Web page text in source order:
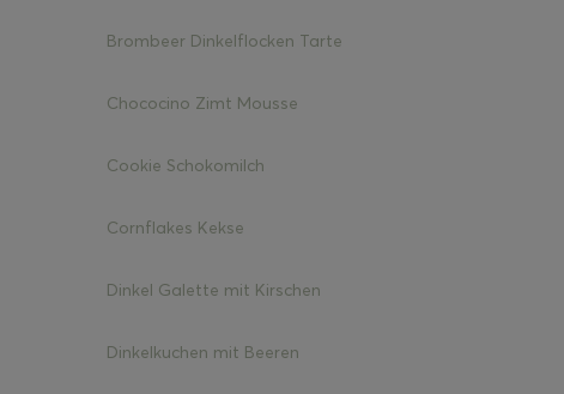
Eis am Stil
Brombeer Dinkelflocken Tarte
Chococino Zimt Mousse
Cookie Schokomilch
Cornflakes Kekse
Dinkel Galette mit Kirschen
Dinkelkuchen mit Beeren